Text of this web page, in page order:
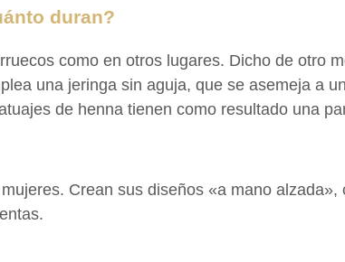
duran?
como en otros lugares. Dicho de otro
una jeringa sin aguja, que se asemeja a
de henna tienen como resultado una
Crean sus diseños «a mano